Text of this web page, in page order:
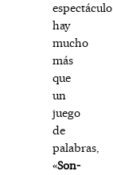
espectáculo
hay
mucho
más
que
un
juego
de
palabras,
«Son-